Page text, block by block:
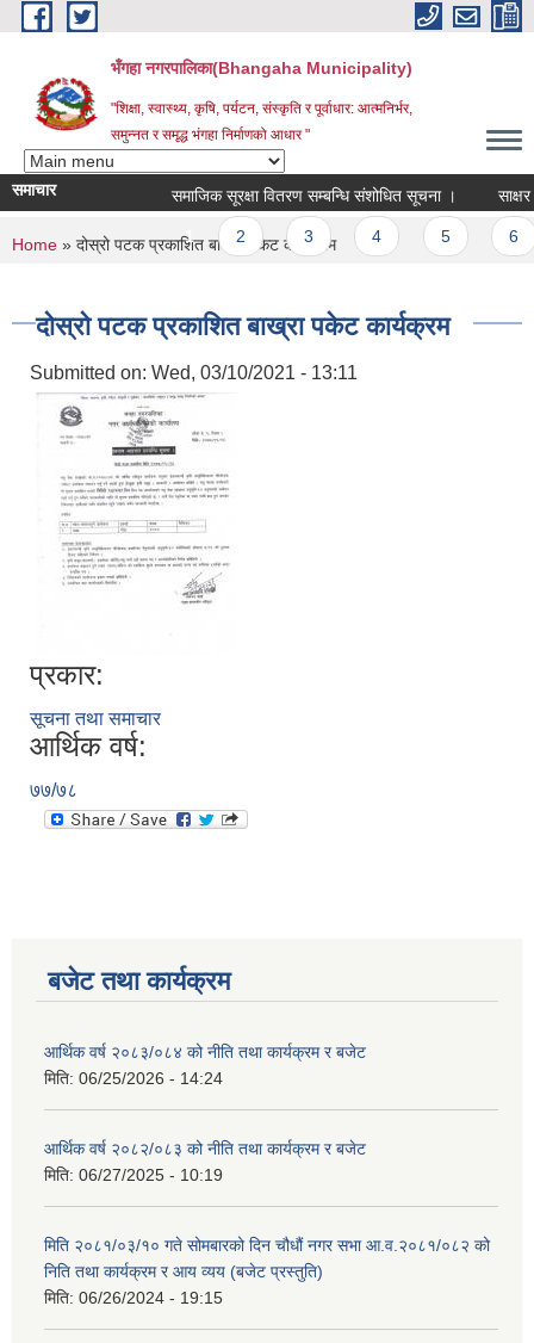
Skip to main content
भँगहा नगरपालिका(Bhangaha Municipality)
"शिक्षा, स्वास्थ्य, कृषि, पर्यटन, संस्कृति र पूर्वाधार: आत्मनिर्भर,
समुन्नत र समृद्ध भंगहा निर्माणको आधार "
समाचार समाजिक सूरक्षा वितरण सम्बन्धि संशोधित सूचना । साक्षर
Pages
1 2 3
You are here
Home » दोस्रो पटक प्रकाशित बाख्रा पकेट कार्यक्रम
दोस्रो पटक प्रकाशित बाख्रा पकेट कार्यक्रम
Submitted on: Wed, 03/10/2021 - 13:11
प्रकार:
सूचना तथा समाचार
आर्थिक वर्ष:
७७/७८
बजेट तथा कार्यक्रम
आर्थिक वर्ष २०८३/०८४ को नीति तथा कार्यक्रम र बजेट
मिति: 06/25/2026 - 14:24
आर्थिक वर्ष २०८२/०८३ को नीति तथा कार्यक्रम र बजेट
मिति: 06/27/2025 - 10:19
मिति २०८१/०३/१० गते सोमबारको दिन चौधौं नगर सभा आ.व.२०८१/०८२ को
निति तथा कार्यक्रम र आय व्यय (बजेट प्रस्तुति)
मिति: 06/26/2024 - 19:15